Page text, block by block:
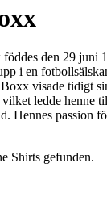
den 29 juni
i en
visade tidigt
ledde henne
Hennes passion
Shirts gefunden.